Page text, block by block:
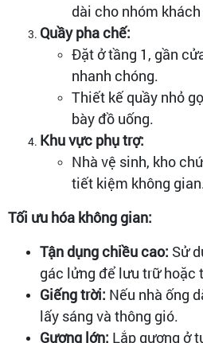
dài cho nhóm
Quầy pha chế:
Đặt ở tầng 1, gần
nhanh chóng.
Thiết kế quầy nhỏ
bày đồ uống.
Khu vực phụ trợ:
Nhà vệ sinh, kho
tiết kiệm không
Tối ưu hóa không gian:
Tận dụng chiều cao: Sử
gác lửng để lưu trữ hoặc
Giếng trời: Nếu nhà ống
lấy sáng và thông gió.
Gương lớn: Lắp gương ở